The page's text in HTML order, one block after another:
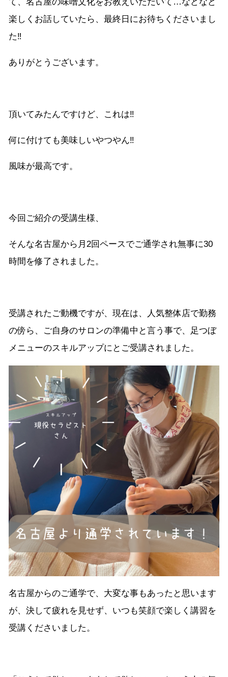
楽しくお話していたら、最終日にお待ちくださいまし
た‼︎
ありがとうございます。
頂いてみたんですけど、これは‼︎
何に付けても美味しいやつやん‼︎
風味が最高です。
今回ご紹介の受講生様、
そんな名古屋から月2回ペースでご通学され無事に30
時間を修了されました。
受講されたご動機ですが、現在は、人気整体店で勤務
の傍ら、ご自身のサロンの準備中と言う事で、足つぼ
メニューのスキルアップにとご受講されました。
名古屋からのご通学で、大変な事もあったと思います
が、決して疲れを見せず、いつも笑顔で楽しく講習を
受講くださいました。